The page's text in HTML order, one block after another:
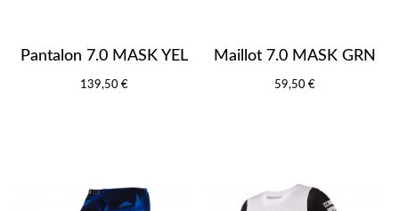
Pantalon 7.0 MASK YEL
139,50 €
Maillot 7.0 MASK GRN
59,50 €